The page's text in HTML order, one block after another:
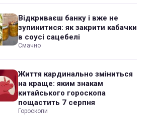
Відкриваєш банку і вже не
зупинитися: як закрити кабачки
в соусі сацебелі
Смачно
Життя кардинально зміниться
на краще: яким знакам
китайського гороскопа
пощастить 7 серпня
Гороскопи